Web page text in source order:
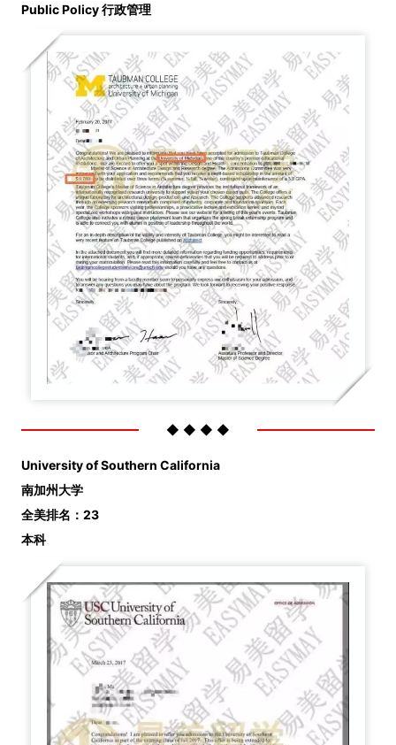
Public Policy 行政管理
◆ ◆ ◆ ◆
University of Southern California
南加州大学
全美排名：23
本科